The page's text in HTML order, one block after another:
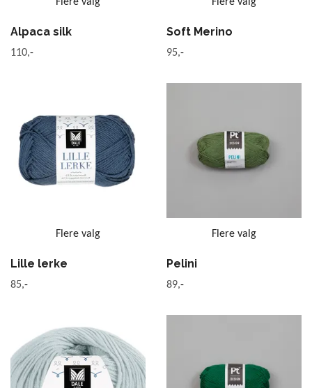
Alpaca silk
110,-
Soft Merino
95,-
Flere valg
Lille lerke
85,-
Flere valg
Pelini
89,-